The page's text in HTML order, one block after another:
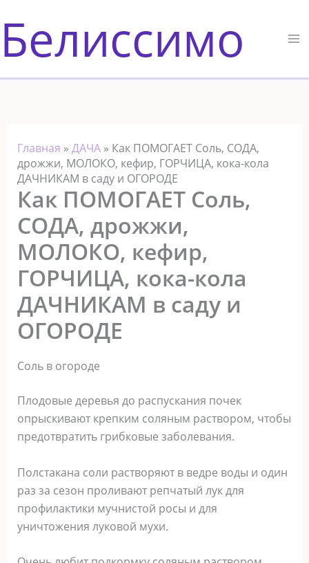
к
содержимому
Белиссимо
Главная » ДАЧА» Как ПОМОГАЕТ Соль, СОДА,
дрожжи, МОЛОКО, кефир, ГОРЧИЦА, кока-кола
ДАЧНИКАМ в саду и ОГОРОДЕ
Как ПОМОГАЕТ Соль,
СОДА, дрожжи,
МОЛОКО, кефир,
ГОРЧИЦА, кока-кола
ДАЧНИКАМ в саду и
ОГОРОДЕ
Соль в огороде
Плодовые деревья до распускания почек
опрыскивают крепким соляным раствором, чтобы
предотвратить грибковые заболевания.
Полстакана соли растворяют в ведре воды и один
раз за сезон проливают репчатый лук для
профилактики мучнистой росы и для
уничтожения луковой мухи.